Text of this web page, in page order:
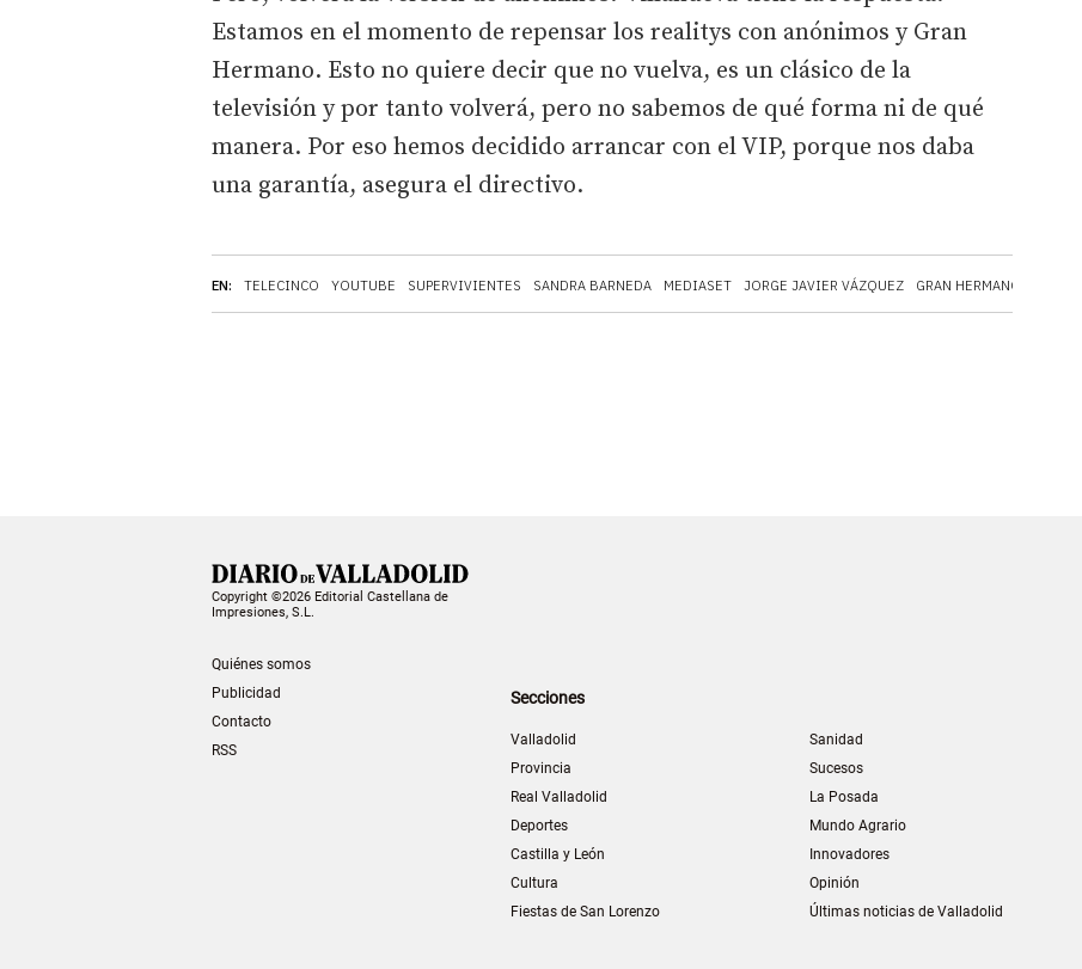
EN: TELECINCO YOUTUBE SUPERVIVIENTES SANDRA BARNEDA MEDIASET JORGE JAVIER VÁZQUEZ GRAN HERMANO
Estamos en el momento de repensar los realitys con anónimos y Gran
Hermano. Esto no quiere decir que no vuelva, es un clásico de la
televisión y por tanto volverá, pero no sabemos de qué forma ni de qué
manera. Por eso hemos decidido arrancar con el VIP, porque nos daba
una garantía, asegura el directivo.
Copyright ©2026 Editorial Castellana de
Impresiones, S.L.
Quiénes somos
Publicidad
Contacto
RSS
Secciones
Valladolid
Provincia
Real Valladolid
Deportes
Castilla y León
Cultura
Fiestas de San Lorenzo
Sanidad
Sucesos
La Posada
Mundo Agrario
Innovadores
Opinión
Últimas noticias de Valladolid